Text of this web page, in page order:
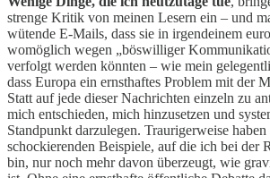
strenge Kritik von meinen Lesern ein – und
wütende E-Mails, dass sie in irgendeinem
womöglich wegen „böswilliger
verfolgt werden könnten – wie mein
dass Europa ein ernsthaftes Problem mit der
Statt auf jede dieser Nachrichten einzeln zu
mich entschieden, mich hinzusetzen und
Standpunkt darzulegen. Traurigerweise
schockierenden Beispiele, auf die ich bei der
bin, nur noch mehr davon überzeugt, wie